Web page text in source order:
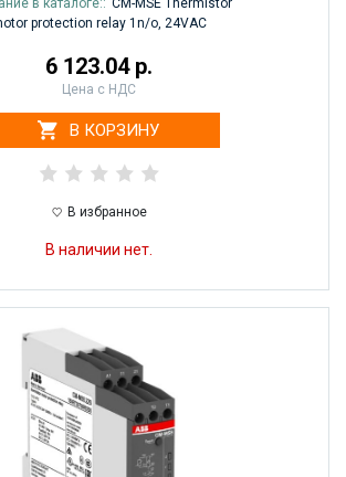
в каталоге:: CM-MSE Thermistor
protection relay 1n/o, 24VAC
6 123.04 р.
Цена с НДС
В КОРЗИНУ
В избранное
В наличии нет.